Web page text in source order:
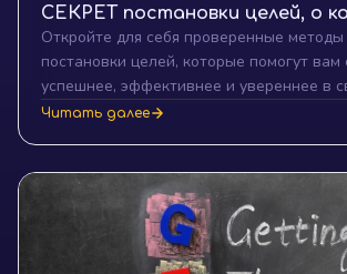
СЕКРЕТ постановки целей, о
многие молчат!
Откройте для себя проверенные методы
постановки целей, которые помогут вам
успешнее, эффективнее и увереннее в
и стремлениях.
Читать далее